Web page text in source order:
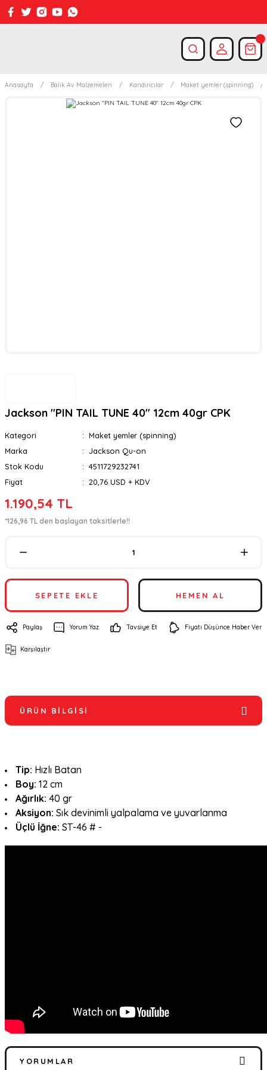
Anasayfa Balık Av Malzemeleri Kandırıcılar Maket yemler (spinning)
Jackson ''PIN TAIL TUNE 40'' 12cm 40gr CPK
Kategori
Maket yemler (spinning)
Marka
Jackson Qu-on
Stok Kodu
4511729232741
Fiyat
20,76 USD + KDV
1.190,54 TL
*126,96 TL den başlayan taksitlerle!!
SEPETE EKLE HEMEN AL
Paylaş Yorum Yaz Tavsiye Et Fiyatı Düşünce Haber Ver
Karşılaştır
ÜRÜN BILGISI
Tip: Hızlı Batan
Boy: 12 cm
Ağırlık: 40 gr
Aksiyon: Sık devinimli yalpalama ve yuvarlanma
Üçlü İğne: ST-46 # -
YORUMLAR